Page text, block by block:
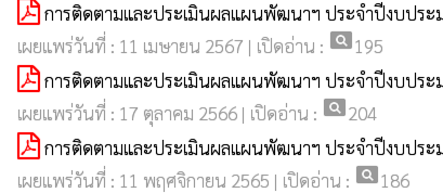
การติดตามและประเมินผลแผนพัฒนาฯ ประจำปีงบ
เผยแพร่วันที่ : 11 เมษายน 2567 | เปิดอ่าน : pageview195
การติดตามและประเมินผลแผนพัฒนาฯ ประจำปีงบป
เผยแพร่วันที่ : 17 ตุลาคม 2566 | เปิดอ่าน : pageview204
การติดตามและประเมินผลแผนพัฒนาฯ ประจำปีงบปร
เผยแพร่วันที่ : 11 พฤศจิกายน 2565 | เปิดอ่าน : pageview186